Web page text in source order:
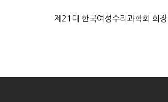
제21대 한국여성수리과학회 회장